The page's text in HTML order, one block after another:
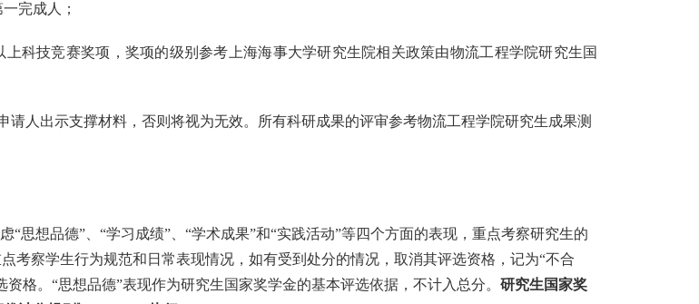
完成人；
上科技竞赛奖项，奖项的级别参考上海海事大学研究生院相关政策由物流工程学院研究生国
请人出示支撑材料，否则将视为无效。所有科研成果的评审参考物流工程学院研究生成果测
“思想品德”、 “学习成绩”、 “学术成果”和“实践活动”等四个方面的表现，重点考察研究生的
考察学生行为规范和日常表现情况，如有受到处分的情况，取消其评选资格，记为“不合
资格。 “思想品德”表现作为研究生国家奖学金的基本评选依据，不计入总分。 研究生国家奖